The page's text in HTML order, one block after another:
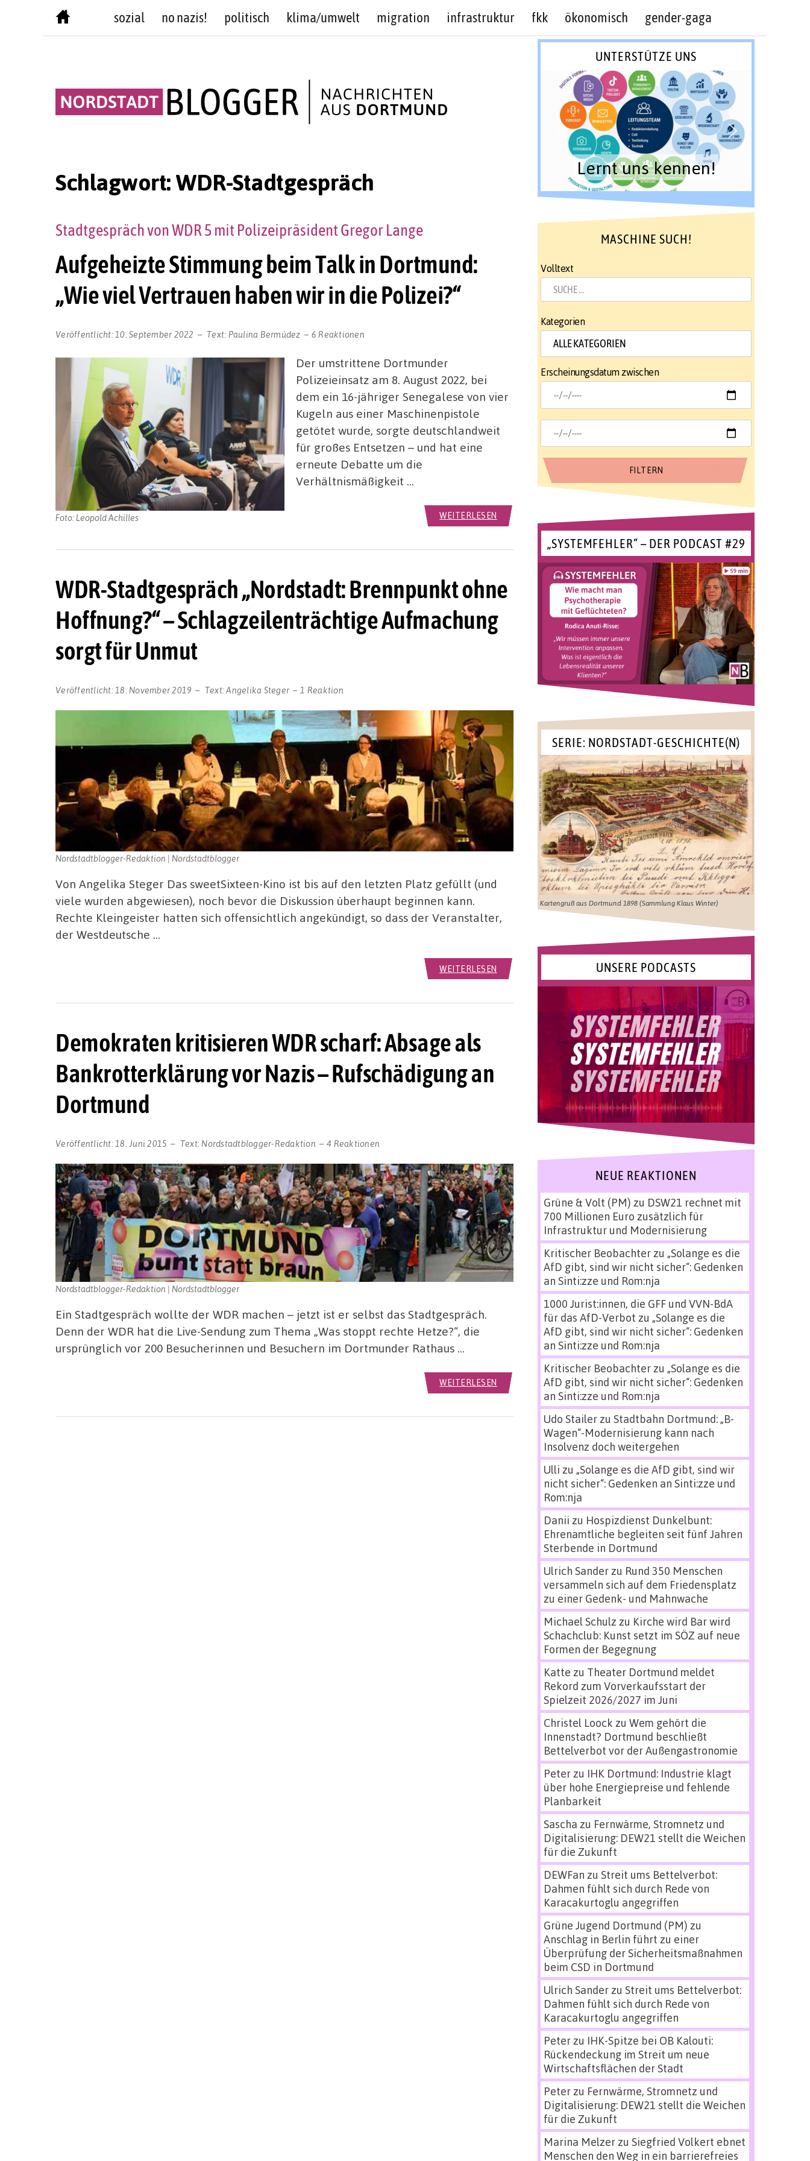
sozial no nazis! politisch klima/umwelt migration infrastruktur fkk ökonomisch gender-gaga
Schlagwort:WDR-Stadtgespräch
Aufgeheizte Stimmung beim Talk in Dortmund:
„Wie viel Vertrauen haben wir in die Polizei?“
Stadtgespräch von WDR 5 mit Polizeipräsident Gregor Lange
Veröffentlicht: 10. September 2022 Text: Paulina Bermúdez 6 Reaktionen
Foto: Leopold Achilles
Der umstrittene Dortmunder
Polizeieinsatz am 8. August 2022, bei
dem ein 16-jähriger Senegalese von vier
Kugeln aus einer Maschinenpistole
getötet wurde, sorgte deutschlandweit
für großes Entsetzen – und hat eine
erneute Debatte um die
Verhältnismäßigkeit …
WEITERLESEN
WDR-Stadtgespräch „Nordstadt: Brennpunkt ohne
Hoffnung?“ – Schlagzeilenträchtige Aufmachung
sorgt für Unmut
Veröffentlicht: 18. November 2019 Text:Angelika Steger 1 Reaktion
Nordstadtblogger-Redaktion | Nordstadtblogger
Von Angelika Steger Das sweetSixteen-Kino ist bis auf den letzten Platz gefüllt (und
viele wurden abgewiesen), noch bevor die Diskussion überhaupt beginnen kann.
Rechte Kleingeister hatten sich offensichtlich angekündigt, so dass der Veranstalter,
der Westdeutsche …
WEITERLESEN
Demokraten kritisieren WDR scharf: Absage als
Bankrotterklärung vor Nazis – Rufschädigung an
Dortmund
Veröffentlicht: 18. Juni 2015 Text: Nordstadtblogger-Redaktion 4 Reaktionen
Nordstadtblogger-Redaktion | Nordstadtblogger
Ein Stadtgespräch wollte der WDR machen – jetzt ist er selbst das Stadtgespräch.
Denn der WDR hat die Live-Sendung zum Thema „Was stoppt rechte Hetze?“, die
ursprünglich vor 200 Besucherinnen und Besuchern im Dortmunder Rathaus …
WEITERLESEN
UNTERSTÜTZE UNS
Lernt uns kennen!
MASCHINE SUCH!
Volltext
Kategorien
Erscheinungsdatum zwischen
„SYSTEMFEHLER“ – DER PODCAST #29
SERIE: NORDSTADT-GESCHICHTE(N)
Kartengruß aus Dortmund 1898 (Sammlung Klaus Winter)
UNSERE PODCASTS
NEUE REAKTIONEN
Grüne & Volt (PM) zu DSW21 rechnet mit
700 Millionen Euro zusätzlich für
Infrastruktur und Modernisierung
Kritischer Beobachterzu „Solange es die
AfD gibt, sind wir nicht sicher“: Gedenken
an Sinti:zze und Rom:nja
1000 Jurist:innen, die GFF und VVN-BdA
für das AfD-Verbot zu „Solange es die
AfD gibt, sind wir nicht sicher“: Gedenken
an Sinti:zze und Rom:nja
Kritischer Beobachterzu „Solange es die
AfD gibt, sind wir nicht sicher“: Gedenken
an Sinti:zze und Rom:nja
Udo Stailerzu Stadtbahn Dortmund: „B-
Wagen“-Modernisierung kann nach
Insolvenz doch weitergehen
Ulli zu „Solange es die AfD gibt, sind wir
nicht sicher“: Gedenken an Sinti:zze und
Rom:nja
Danii zu Hospizdienst Dunkelbunt:
Ehrenamtliche begleiten seit fünf Jahren
Sterbende in Dortmund
Ulrich Sanderzu Rund 350 Menschen
versammeln sich auf dem Friedensplatz
zu einer Gedenk- und Mahnwache
Michael Schulz zu Kirche wird Bar wird
Schachclub: Kunst setzt im SÖZ auf neue
Formen der Begegnung
Katte zu Theater Dortmund meldet
Rekord zum Vorverkaufsstart der
Spielzeit 2026/2027 im Juni
Christel Loock zu Wem gehört die
Innenstadt? Dortmund beschließt
Bettelverbot vor der Außengastronomie
Peterzu IHK Dortmund: Industrie klagt
über hohe Energiepreise und fehlende
Planbarkeit
Sascha zu Fernwärme, Stromnetz und
Digitalisierung: DEW21 stellt die Weichen
für die Zukunft
DEWFan zu Streit ums Bettelverbot:
Dahmen fühlt sich durch Rede von
Karacakurtoglu angegriffen
Grüne Jugend Dortmund (PM) zu
Anschlag in Berlin führt zu einer
Überprüfung der Sicherheitsmaßnahmen
beim CSD in Dortmund
Ulrich Sanderzu Streit ums Bettelverbot:
Dahmen fühlt sich durch Rede von
Karacakurtoglu angegriffen
Peterzu IHK-Spitze bei OB Kalouti:
Rückendeckung im Streit um neue
Wirtschaftsflächen der Stadt
Peterzu Fernwärme, Stromnetz und
Digitalisierung: DEW21 stellt die Weichen
für die Zukunft
Marina Melzerzu Siegfried Volkert ebnet
Menschen den Weg in ein barrierefreies